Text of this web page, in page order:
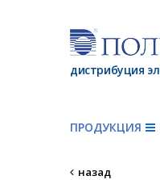
дистрибуция
ПРОДУКЦИЯ
назад